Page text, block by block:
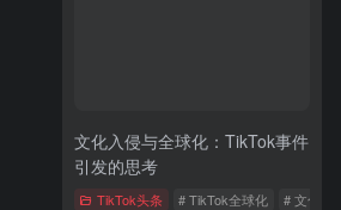
文化入侵与全球化：TikTok事件
引发的思考
TikTok头条 # TikTok全球化 # 文化入侵